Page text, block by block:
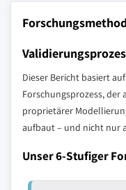
Dieser Bericht basiert
Forschungsprozess, der
proprietärer
aufbaut – und nicht nur
Unser 6-Stufiger